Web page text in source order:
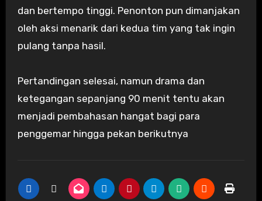
dan bertempo tinggi. Penonton pun dimanjakan
oleh aksi menarik dari kedua tim yang tak ingin
pulang tanpa hasil.
Pertandingan selesai, namun drama dan
ketegangan sepanjang 90 menit tentu akan
menjadi pembahasan hangat bagi para
penggemar hingga pekan berikutnya